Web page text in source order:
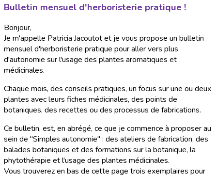
Bulletin mensuel d'herboristerie pratique !
Bonjour,
Je m'appelle Patricia Jacoutot et je vous propose un bulletin
mensuel d'herboristerie pratique pour aller vers plus
d'autonomie sur l'usage des plantes aromatiques et
médicinales.
Chaque mois, des conseils pratiques, un focus sur une ou deux
plantes avec leurs fiches médicinales, des points de
botaniques, des recettes ou des processus de fabrications.
Ce bulletin, est, en abrégé, ce que je commence à proposer au
sein de "Simples autonomie" : des ateliers de fabrication, des
balades botaniques et des formations sur la botanique, la
phytothérapie et l'usage des plantes médicinales.
Vous trouverez en bas de cette page trois exemplaires pour